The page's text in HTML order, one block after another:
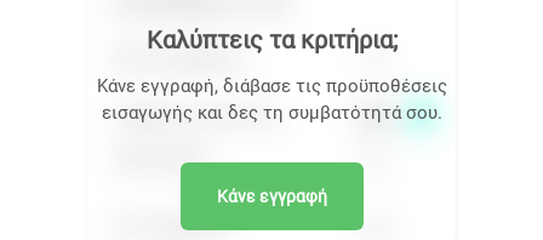
Καλύπτεις τα κριτήρια;
Κάνε εγγραφή, διάβασε τις προϋποθέσεις
εισαγωγής και δες τη συμβατότητά σου.
Κάνε εγγραφή